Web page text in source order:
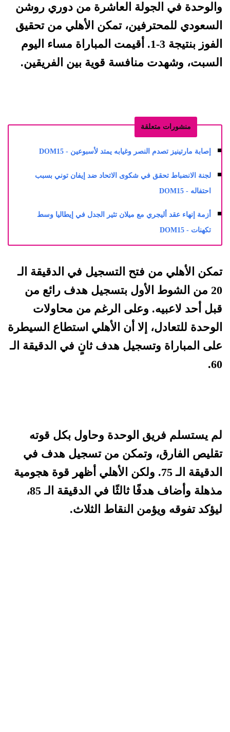
والوحدة في الجولة العاشرة من دوري روشن
السعودي للمحترفين، تمكن الأهلي من تحقيق
الفوز بنتيجة 3-1. أقيمت المباراة مساء اليوم
السبت، وشهدت منافسة قوية بين الفريقين.
منشورات متعلقة
إصابة مارتينيز تصدم النصر وغيابه يمتد لأسبوعين - DOM15
لجنة الانضباط تحقق في شكوى الاتحاد ضد إيفان توني بسبب
احتفاله - DOM15
أزمة إنهاء عقد أليجري مع ميلان تثير الجدل في إيطاليا وسط
تكهنات - DOM15
تمكن الأهلي من فتح التسجيل في الدقيقة الـ
20 من الشوط الأول بتسجيل هدف رائع من
قبل أحد لاعبيه. وعلى الرغم من محاولات
الوحدة للتعادل، إلا أن الأهلي استطاع السيطرة
على المباراة وتسجيل هدف ثانٍ في الدقيقة الـ
60.
لم يستسلم فريق الوحدة وحاول بكل قوته
تقليص الفارق، وتمكن من تسجيل هدف في
الدقيقة الـ 75. ولكن الأهلي أظهر قوة هجومية
مذهلة وأضاف هدفًا ثالثًا في الدقيقة الـ 85،
ليؤكد تفوقه ويؤمن النقاط الثلاث.